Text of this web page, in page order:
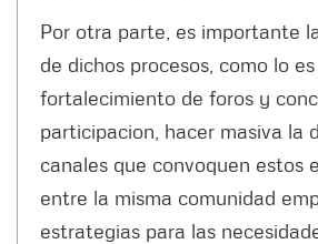
Por otra parte, es importante
de dichos procesos, como lo
fortalecimiento de foros y
participacion, hacer masiva la
canales que convoquen estos
entre la misma comunidad
estrategias para las